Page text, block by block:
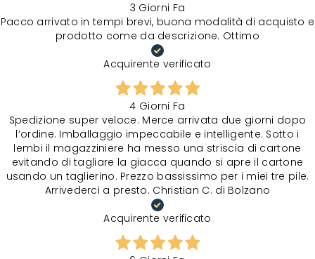
3 Giorni Fa
Pacco arrivato in tempi brevi, buona modalità di acquisto e
prodotto come da descrizione. Ottimo
Acquirente verificato
4 Giorni Fa
Spedizione super veloce. Merce arrivata due giorni dopo
l‘ordine. Imballaggio impeccabile e intelligente. Sotto i
lembi il magazziniere ha messo una striscia di cartone
evitando di tagliare la giacca quando si apre il cartone
usando un taglierino. Prezzo bassissimo per i miei tre pile.
Arrivederci a presto. Christian C. di Bolzano
Acquirente verificato